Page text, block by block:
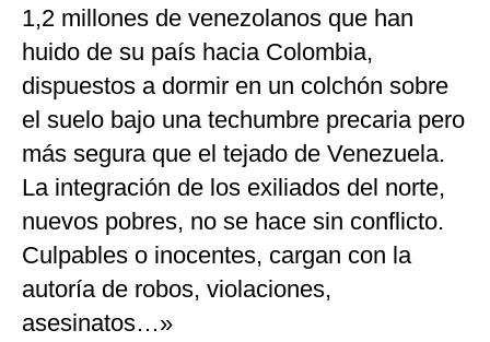
1,2 millones de venezolanos que han
huido de su país hacia Colombia,
dispuestos a dormir en un colchón sobre
el suelo bajo una techumbre precaria pero
más segura que el tejado de Venezuela.
La integración de los exiliados del norte,
nuevos pobres, no se hace sin conflicto.
Culpables o inocentes, cargan con la
autoría de robos, violaciones,
asesinatos…»